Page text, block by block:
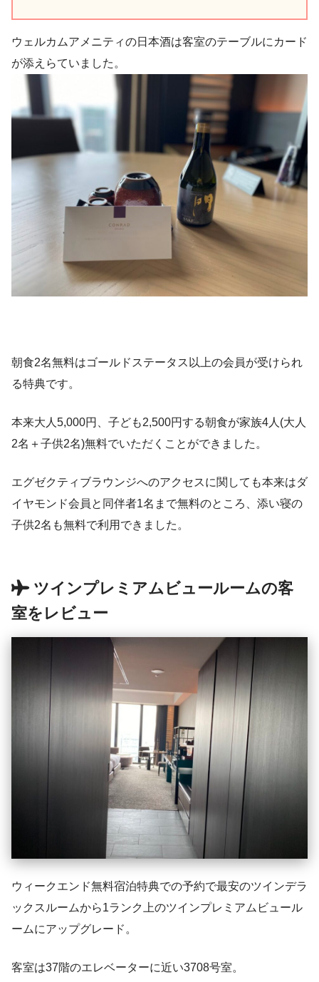
ウェルカムアメニティの日本酒は客室のテーブルにカード
が添えらていました。
朝食2名無料はゴールドステータス以上の会員が受けられ
る特典です。
本来大人5,000円、子ども2,500円する朝食が家族4人(大人
2名＋子供2名)無料でいただくことができました。
エグゼクティブラウンジへのアクセスに関しても本来はダ
イヤモンド会員と同伴者1名まで無料のところ、添い寝の
子供2名も無料で利用できました。
ツインプレミアムビュールームの客
室をレビュー
ウィークエンド無料宿泊特典での予約で最安のツインデラ
ックスルームから1ランク上のツインプレミアムビュール
ームにアップグレード。
客室は37階のエレベーターに近い3708号室。